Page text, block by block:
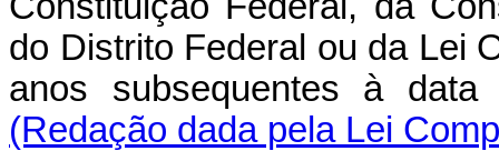
do Distrito Federal ou da Lei
anos subsequentes à
(Redação dada pela Lei